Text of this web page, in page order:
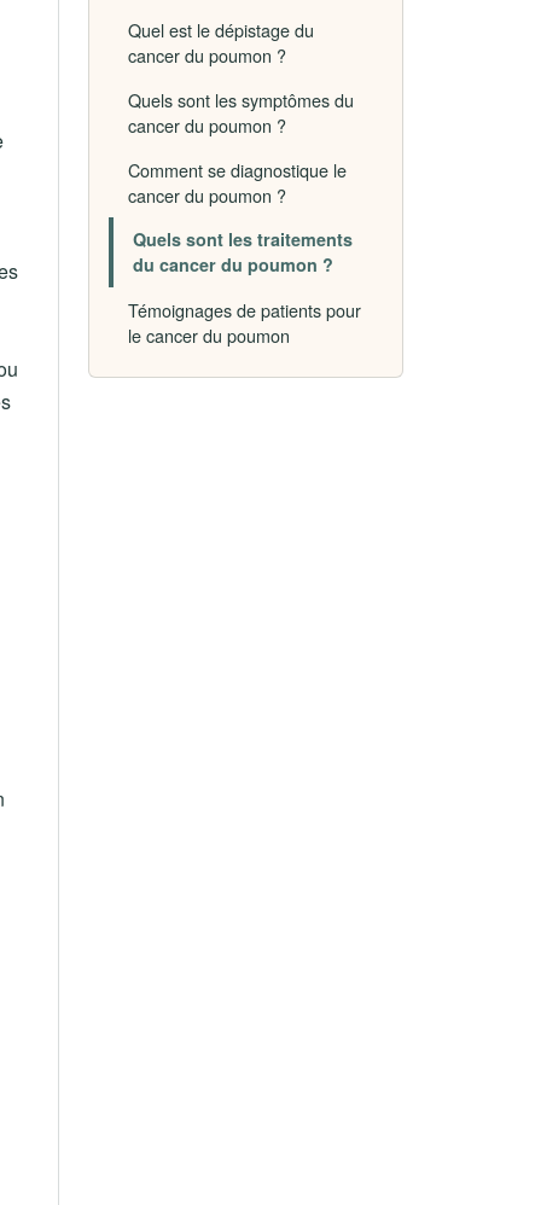
Quel est le dépistage du
cancer du poumon ?
Quels sont les symptômes du
cancer du poumon ?
Comment se diagnostique le
cancer du poumon ?
Quels sont les traitements
du cancer du poumon ?
Témoignages de patients pour
le cancer du poumon